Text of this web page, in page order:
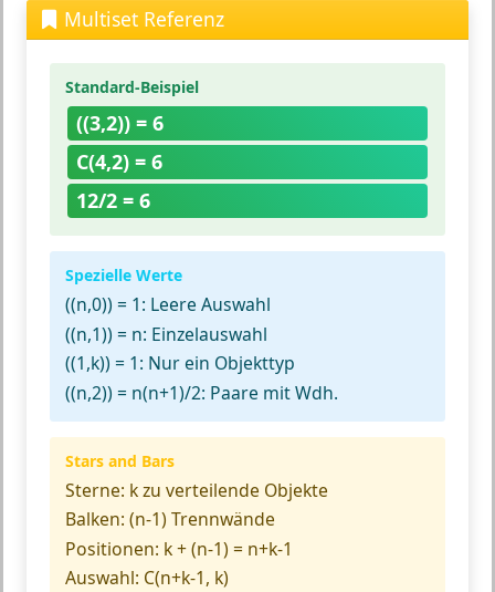
Multiset Referenz
Standard-Beispiel
((3,2)) = 6
C(4,2) = 6
12/2 = 6
Spezielle Werte
((n,0)) = 1: Leere Auswahl
((n,1)) = n: Einzelauswahl
((1,k)) = 1: Nur ein Objekttyp
((n,2)) = n(n+1)/2: Paare mit Wdh.
Stars and Bars
Sterne: k zu verteilende Objekte
Balken: (n-1) Trennwände
Positionen: k + (n-1) = n+k-1
Auswahl: C(n+k-1, k)